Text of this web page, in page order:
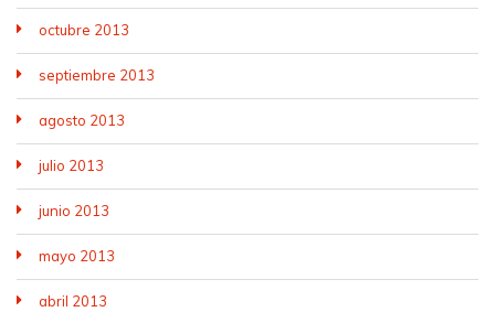
octubre 2013
septiembre 2013
agosto 2013
julio 2013
junio 2013
mayo 2013
abril 2013